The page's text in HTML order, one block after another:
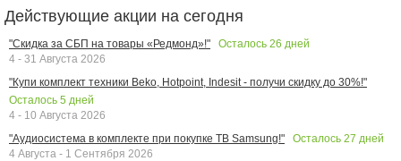
Действующие акции на сегодня
"Скидка за СБП на товары «Редмонд»!" Осталось 26 дней
4 - 31 Августа 2026
"Купи комплект техники Beko, Hotpoint, Indesit - получи скидку до 30%!"
Осталось 5 дней
4 - 10 Августа 2026
"Аудиосистема в комплекте при покупке ТВ Samsung!"
Осталось 27 дней
4 Августа - 1 Сентября 2026